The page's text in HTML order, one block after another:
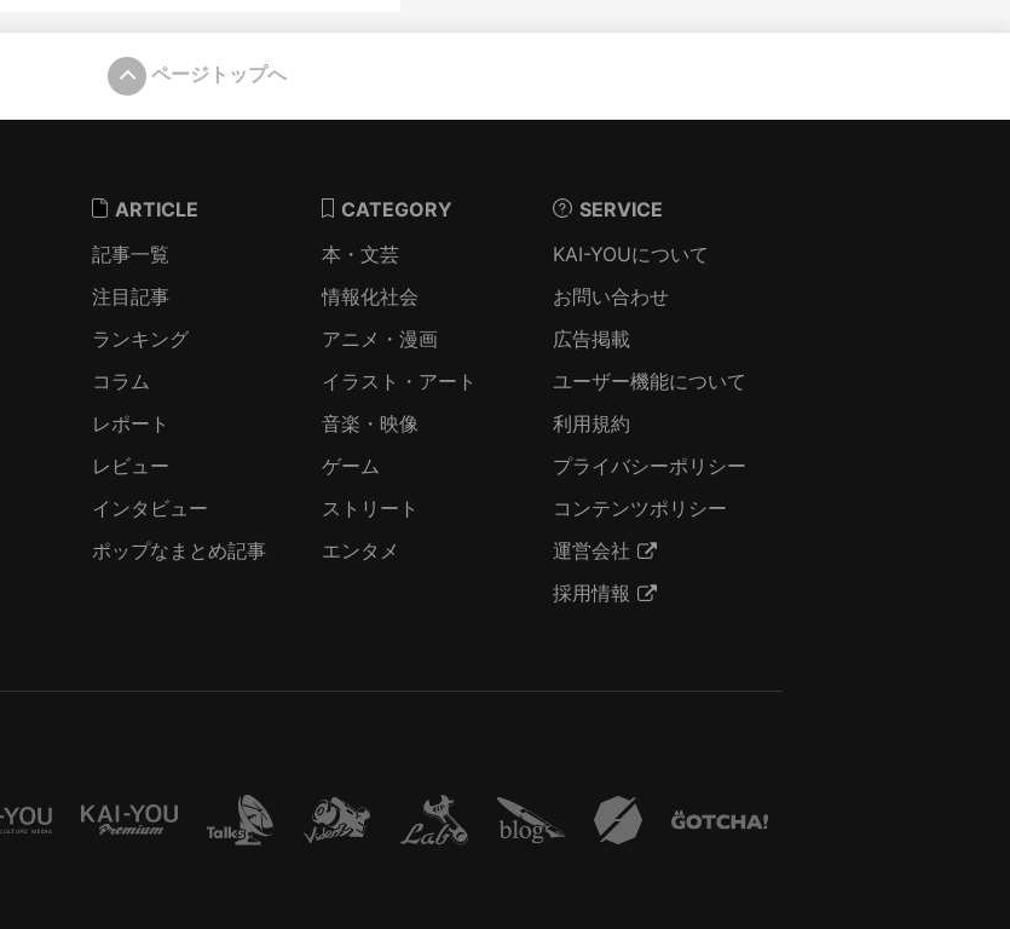
ページトップへ
ARTICLE
記事一覧
注目記事
ランキング
コラム
レポート
レビュー
インタビュー
ポップなまとめ記事
CATEGORY
本・文芸
情報化社会
アニメ・漫画
イラスト・アート
音楽・映像
ゲーム
ストリート
エンタメ
SERVICE
KAI-YOUについて
お問い合わせ
広告掲載
ユーザー機能について
利用規約
プライバシーポリシー
コンテンツポリシー
運営会社
採用情報